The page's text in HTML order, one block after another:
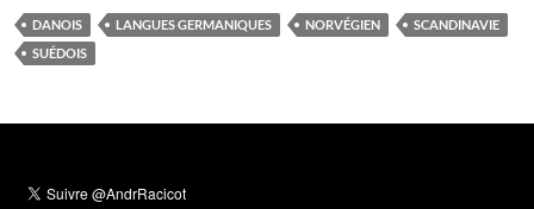
DANOIS LANGUES GERMANIQUES NORVÉGIEN
SCANDINAVIE
SUÉDOIS